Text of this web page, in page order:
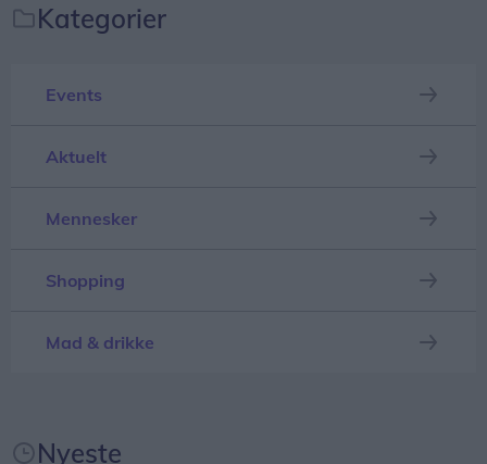
Alle borgere i området bedes søge væk fra røgen,
Kategorier
Events
Aktuelt
Mennesker
Shopping
Mad & drikke
Nyeste